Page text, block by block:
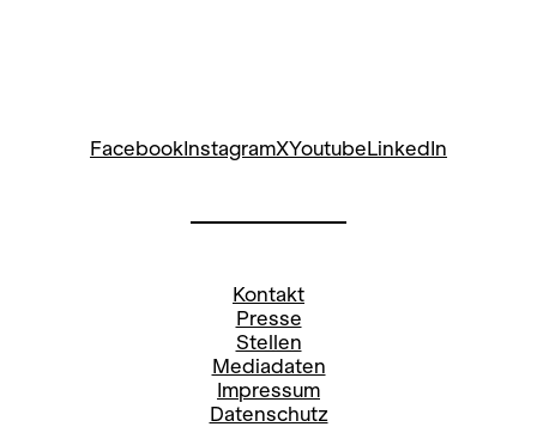
Social Media Oper:
stefanie.paul@opernhaus.ch
FacebookInstagramXYoutubeLinkedIn
Kontakt
Presse
Stellen
Mediadaten
Impressum
Datenschutz